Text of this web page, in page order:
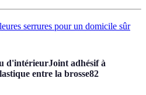
serrures pour un domicile sûr
d'intérieurJoint adhésif à
entre la brosse82